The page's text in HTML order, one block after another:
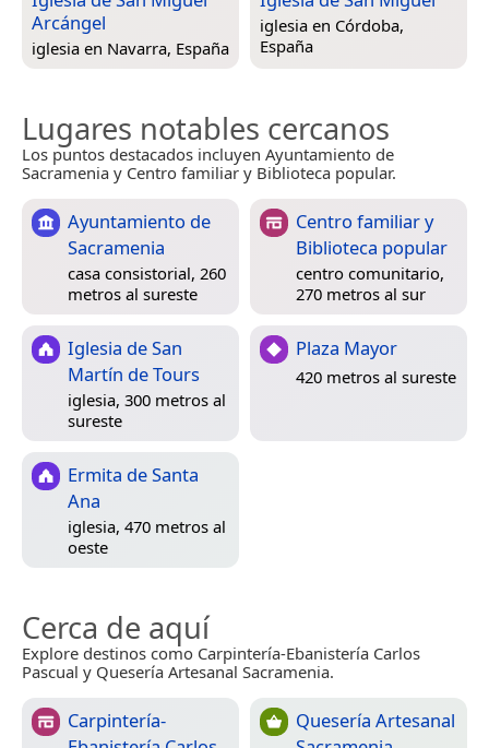
Arcángel
iglesia en Navarra, España
iglesia en Córdoba,
España
Lugares notables cercanos
Los puntos destacados incluyen Ayuntamiento de
Sacramenia y Centro familiar y Biblioteca popular.
Ayuntamiento de
Sacramenia
casa consistorial, 260
metros al sureste
Centro familiar y
Biblioteca popular
centro comunitario,
270 metros al sur
Iglesia de San
Martín de Tours
iglesia, 300 metros al
sureste
Plaza Mayor
420 metros al sureste
Ermita de Santa
Ana
iglesia, 470 metros al
oeste
Cerca de aquí
Explore destinos como Carpintería-Ebanistería Carlos
Pascual y Quesería Artesanal Sacramenia.
Carpintería-
Quesería Artesanal